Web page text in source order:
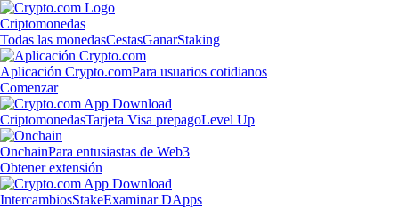
Criptomonedas
Todas las monedasCestasGanarStaking
Aplicación Crypto.comPara usuarios cotidianos
Comenzar
CriptomonedasTarjeta Visa prepagoLevel Up
OnchainPara entusiastas de Web3
Obtener extensión
IntercambiosStakeExaminar DApps